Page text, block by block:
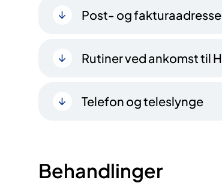
Post- og fakturaadresse
Rutiner ved ankomst til
Telefon og teleslynge
Behandlinger